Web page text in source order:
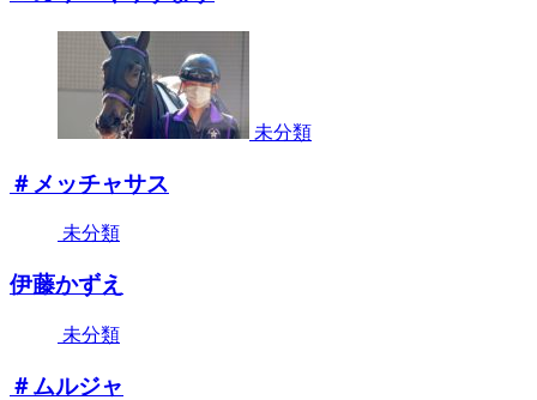
未分類
＃メッチャサス
未分類
伊藤かずえ
未分類
＃ムルジャ